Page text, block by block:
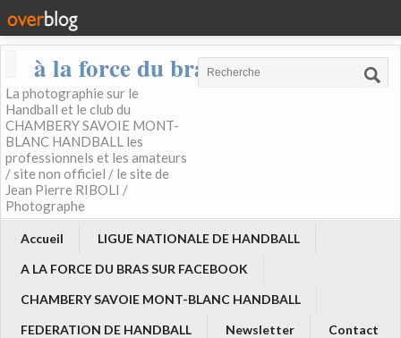
à la force du bras
La photographie sur le
Handball et le club du
CHAMBERY SAVOIE MONT-
BLANC HANDBALL les
professionnels et les amateurs
/ site non officiel / le site de
Jean Pierre RIBOLI /
Photographe
Accueil
LIGUE NATIONALE DE HANDBALL
A LA FORCE DU BRAS SUR FACEBOOK
CHAMBERY SAVOIE MONT-BLANC HANDBALL
FEDERATION DE HANDBALL
Newsletter Contact